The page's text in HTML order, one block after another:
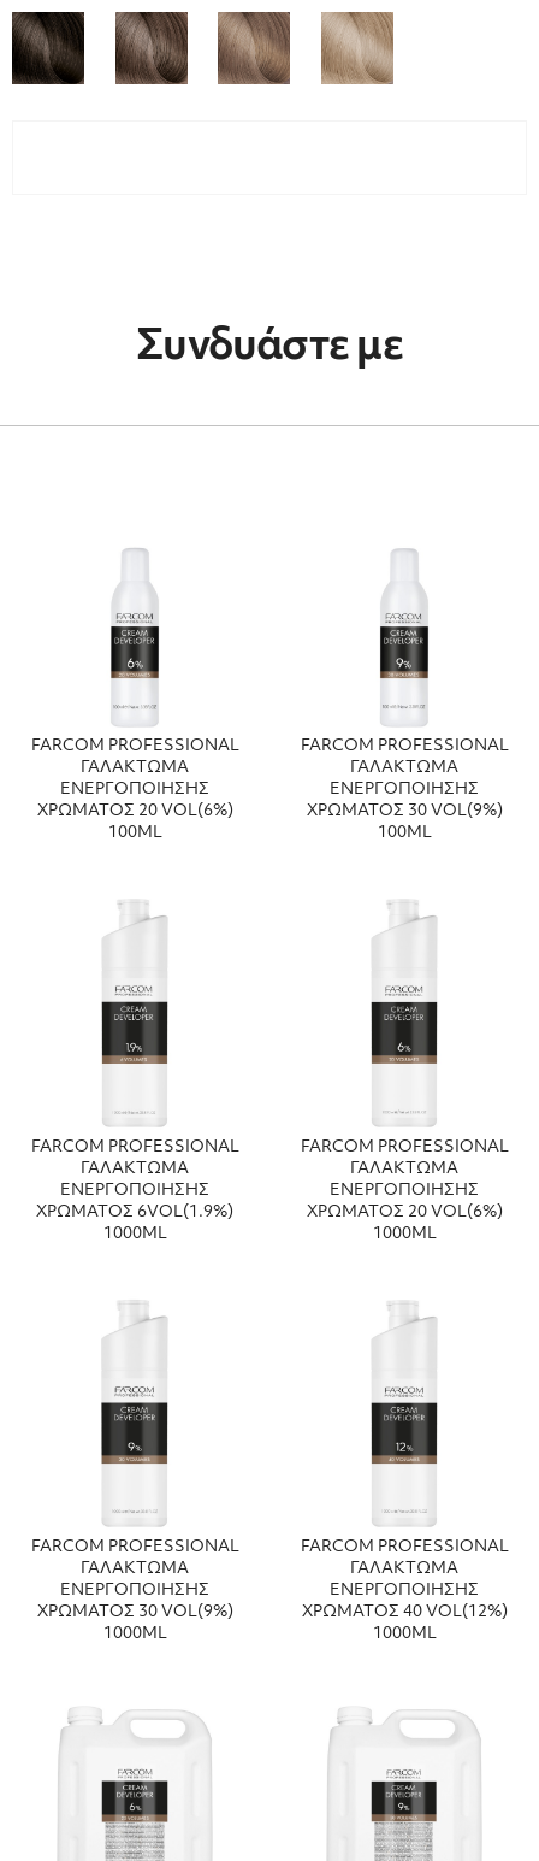
Συνδυάστε με
FARCOM PROFESSIONAL
ΓΑΛΑΚΤΩΜΑ
ΕΝΕΡΓΟΠΟΙΗΣΗΣ
ΧΡΩΜΑΤΟΣ 20 VOL(6%)
100ML
FARCOM PROFESSIONAL
ΓΑΛΑΚΤΩΜΑ
ΕΝΕΡΓΟΠΟΙΗΣΗΣ
ΧΡΩΜΑΤΟΣ 30 VOL(9%)
100ML
FARCOM PROFESSIONAL
ΓΑΛΑΚΤΩΜΑ
ΕΝΕΡΓΟΠΟΙΗΣΗΣ
ΧΡΩΜΑΤΟΣ 6VOL(1.9%)
1000ML
FARCOM PROFESSIONAL
ΓΑΛΑΚΤΩΜΑ
ΕΝΕΡΓΟΠΟΙΗΣΗΣ
ΧΡΩΜΑΤΟΣ 20 VOL(6%)
1000ML
FARCOM PROFESSIONAL
ΓΑΛΑΚΤΩΜΑ
ΕΝΕΡΓΟΠΟΙΗΣΗΣ
ΧΡΩΜΑΤΟΣ 30 VOL(9%)
1000ML
FARCOM PROFESSIONAL
ΓΑΛΑΚΤΩΜΑ
ΕΝΕΡΓΟΠΟΙΗΣΗΣ
ΧΡΩΜΑΤΟΣ 40 VOL(12%)
1000ML